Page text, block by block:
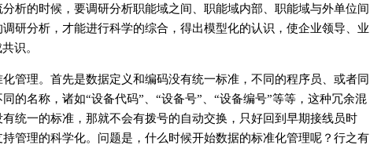
析的时候，要调研分析职能域之间、职能域内部、职能域与外单位间
研分析，才能进行科学的综合，得出模型化的认识，使企业领导、业
识。
管理。首先是数据定义和编码没有统一标准，不同的程序员、或者同
的名称，诸如“设备代码”、“设备号”、“设备编号”等等，这种冗余混
统一的标准，那就不会有拨号的自动交换，只好回到早期接线员时
管理的科学化。问题是，什么时候开始数据的标准化管理呢？行之有